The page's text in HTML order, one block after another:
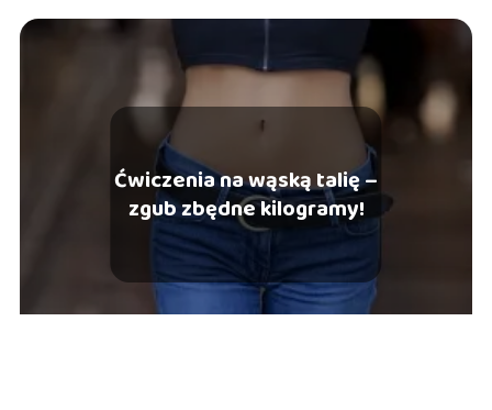
Ćwiczenia na wąską talię –
zgub zbędne kilogramy!